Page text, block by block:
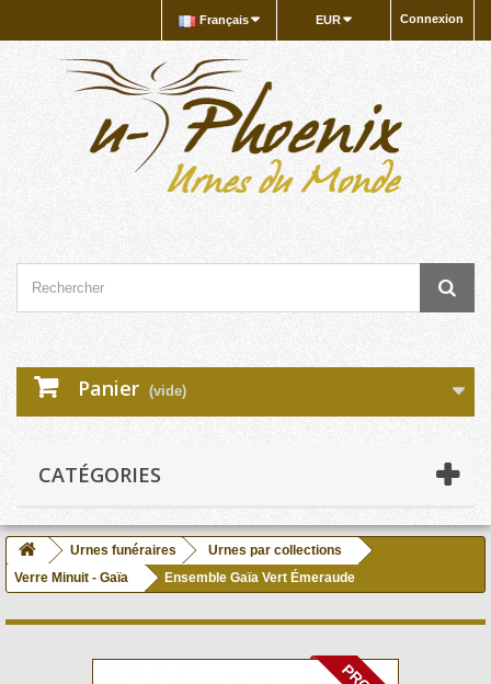
Connexion
EUR
Français
Panier (vide)
CATÉGORIES
Urnes funéraires
Urnes par collections
Verre Minuit - Gaïa
Ensemble Gaïa Vert Émeraude